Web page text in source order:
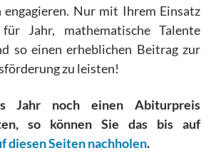
engagieren. Nur mit Ihrem Einsatz
Jahr, mathematische Talente
so einen erheblichen Beitrag zur
zu leisten!
Jahr noch einen Abiturpreis
so können Sie das bis auf
diesen Seiten nachholen.